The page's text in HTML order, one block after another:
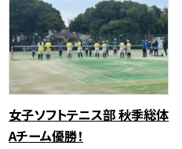
女子ソフトテニス部 秋季総体
Aチーム優勝！